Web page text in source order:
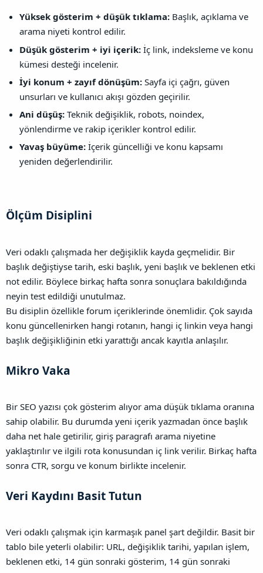
Yüksek gösterim + düşük tıklama: Başlık, açıklama ve
arama niyeti kontrol edilir.
Düşük gösterim + iyi içerik: İç link, indeksleme ve konu
kümesi desteği incelenir.
İyi konum + zayıf dönüşüm: Sayfa içi çağrı, güven
unsurları ve kullanıcı akışı gözden geçirilir.
Ani düşüş: Teknik değişiklik, robots, noindex,
yönlendirme ve rakip içerikler kontrol edilir.
Yavaş büyüme: İçerik güncelliği ve konu kapsamı
yeniden değerlendirilir.
Ölçüm Disiplini​
Veri odaklı çalışmada her değişiklik kayda geçmelidir. Bir
başlık değiştiyse tarih, eski başlık, yeni başlık ve beklenen etki
not edilir. Böylece birkaç hafta sonra sonuçlara bakıldığında
neyin test edildiği unutulmaz.
Bu disiplin özellikle forum içeriklerinde önemlidir. Çok sayıda
konu güncellenirken hangi rotanın, hangi iç linkin veya hangi
başlık değişikliğinin etki yarattığı ancak kayıtla anlaşılır.
Mikro Vaka​
Bir SEO yazısı çok gösterim alıyor ama düşük tıklama oranına
sahip olabilir. Bu durumda yeni içerik yazmadan önce başlık
daha net hale getirilir, giriş paragrafı arama niyetine
yaklaştırılır ve ilgili rota konusundan iç link verilir. Birkaç hafta
sonra CTR, sorgu ve konum birlikte incelenir.
Veri Kaydını Basit Tutun​
Veri odaklı çalışmak için karmaşık panel şart değildir. Basit bir
tablo bile yeterli olabilir: URL, değişiklik tarihi, yapılan işlem,
beklenen etki, 14 gün sonraki gösterim, 14 gün sonraki